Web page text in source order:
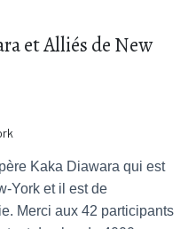
et Alliés de New
Kaka Diawara qui est
York et il est de
Merci aux 42 participants